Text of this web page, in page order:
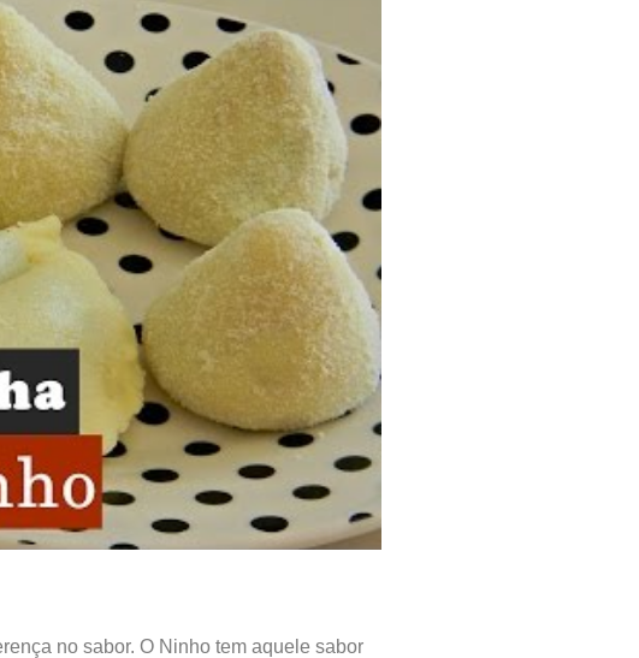
no sabor. O Ninho tem aquele sabor